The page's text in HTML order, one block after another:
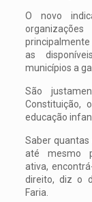
O novo
as
municípios a
São
Constituição,
educação
Saber
até mesmo
ativa,
direito, diz o
Faria.